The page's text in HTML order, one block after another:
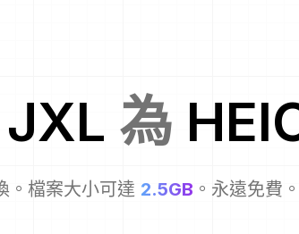
JXL 為
。檔案大小可達 2.5GB 。永遠免費